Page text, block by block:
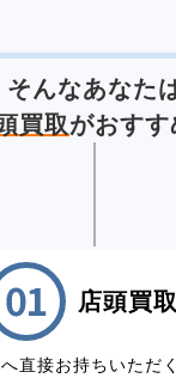
そんなあなた
買取がおすす
店頭買取
直接お持ちいただ